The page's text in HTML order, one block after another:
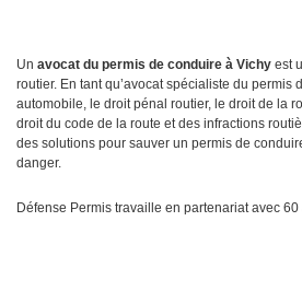
Un avocat du permis de conduire à Vichy est
routier. En tant qu’avocat spécialiste du permis
automobile, le droit pénal routier, le droit de la
droit du code de la route et des infractions
des solutions pour sauver un permis de
danger.
Défense Permis travaille en partenariat avec